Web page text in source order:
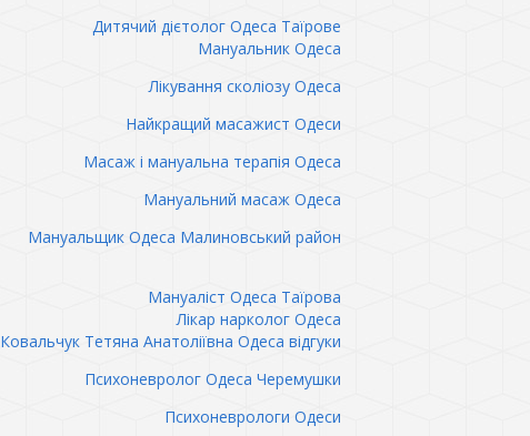
Дитячий дієтолог Одеса Таїрове
Мануальник Одеса
Лікування сколіозу Одеса
Найкращий масажист Одеси
Масаж і мануальна терапія Одеса
Мануальний масаж Одеса
Мануальщик Одеса Малиновський район
Мануаліст Одеса Таїрова
Лікар нарколог Одеса
Ковальчук Тетяна Анатоліївна Одеса відгуки
Психоневролог Одеса Черемушки
Психоневрологи Одеси